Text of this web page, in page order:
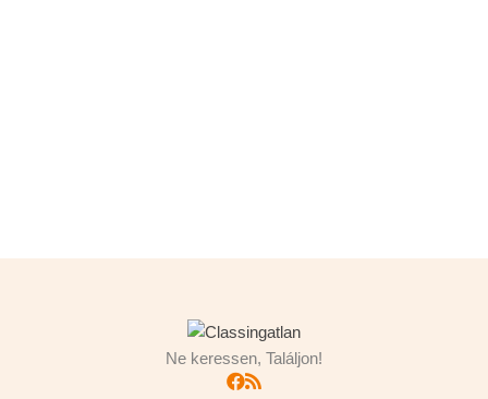
Ne keressen, Találjon!